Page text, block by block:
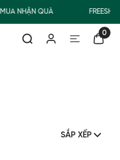
MUA NHẬN QUÀ
0
SẮP XẾP